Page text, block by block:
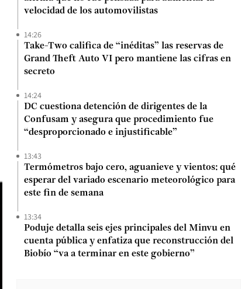
velocidad de los automovilistas
14:26
Take-Two califica de “inéditas” las reservas de
Grand Theft Auto VI pero mantiene las cifras en
secreto
14:24
DC cuestiona detención de dirigentes de la
Confusam y asegura que procedimiento fue
“desproporcionado e injustificable”
13:43
Termómetros bajo cero, aguanieve y vientos: qué
esperar del variado escenario meteorológico para
este fin de semana
13:34
Poduje detalla seis ejes principales del Minvu en
cuenta pública y enfatiza que reconstrucción del
Biobío “va a terminar en este gobierno”